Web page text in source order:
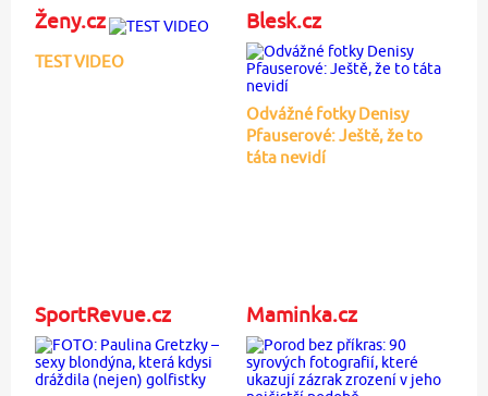
Ženy.cz
TEST VIDEO
Blesk.cz
Odvážné fotky Denisy
Pfauserové: Ještě, že to
táta nevidí
SportRevue.cz Maminka.cz